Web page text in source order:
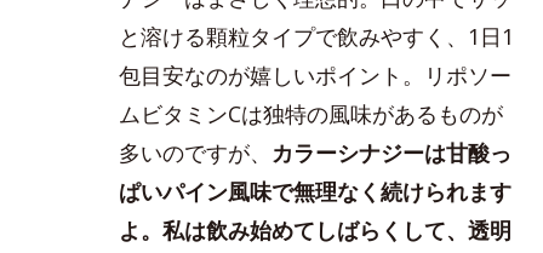
と溶ける顆粒タイプで飲みやすく、1日1
包目安なのが嬉しいポイント。リポソー
ムビタミンCは独特の風味があるものが
多いのですが、 カラーシナジーは甘酸っ
ぱいパイン風味で無理なく続けられます
よ。私は飲み始めてしばらくして、透明